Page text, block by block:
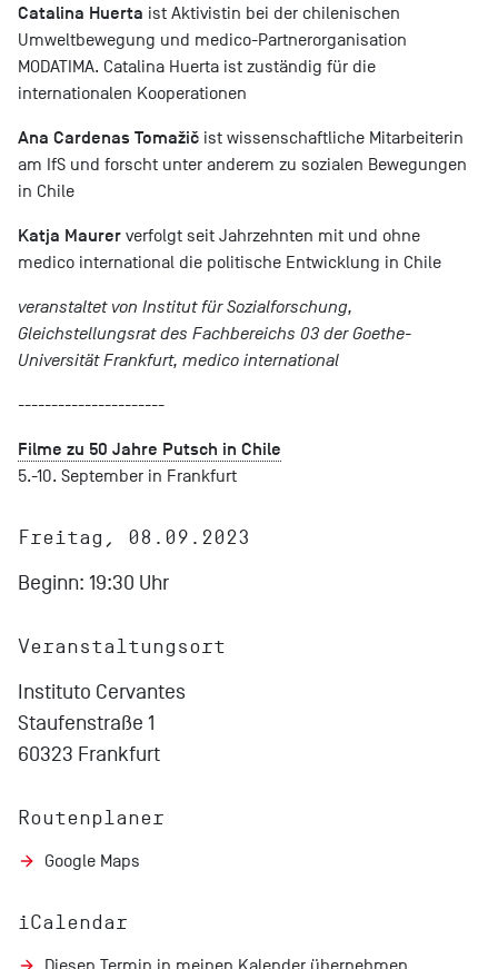
Catalina Huerta ist Aktivistin bei der chilenischen
Umweltbewegung und medico-Partnerorganisation
MODATIMA. Catalina Huerta ist zuständig für die
internationalen Kooperationen
Ana Cardenas Tomažič ist wissenschaftliche Mitarbeiterin
am IfS und forscht unter anderem zu sozialen Bewegungen
in Chile
Katja Maurer verfolgt seit Jahrzehnten mit und ohne
medico international die politische Entwicklung in Chile
veranstaltet von Institut für Sozialforschung,
Gleichstellungsrat des Fachbereichs 03 der Goethe-
Universität Frankfurt, medico international
----------------------
Filme zu 50 Jahre Putsch in Chile
5.-10. September in Frankfurt
Freitag, 08.09.2023
Beginn: 19:30 Uhr
Veranstaltungsort
Instituto Cervantes
Staufenstraße 1
60323 Frankfurt
Routenplaner
Google Maps
iCalendar